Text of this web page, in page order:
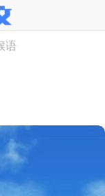
语